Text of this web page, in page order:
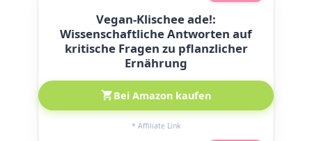
Vegan-Klischee ade!:
Wissenschaftliche Antworten auf
kritische Fragen zu pflanzlicher
Ernährung
Bei Amazon kaufen
* Affiliate Link